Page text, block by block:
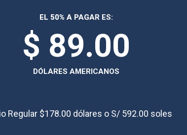
EL 50% A PAGAR ES:
$ 89.00
DÓLARES AMERICANOS
Regular $178.00 dólares o S/ 592.00 soles